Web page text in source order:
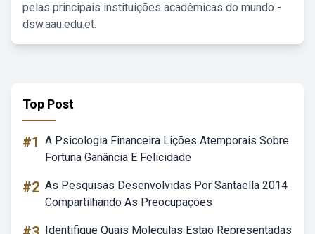
pelas principais instituições acadêmicas do mundo -
dsw.aau.edu.et.
Top Post
#1 A Psicologia Financeira Lições Atemporais Sobre
Fortuna Ganância E Felicidade
#2 As Pesquisas Desenvolvidas Por Santaella 2014
Compartilhando As Preocupações
Identifique Quais Moleculas Estao Representadas